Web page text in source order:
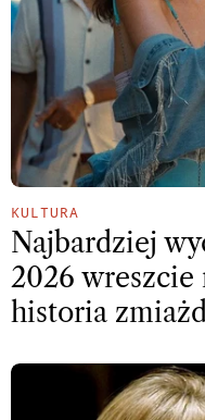
KULTURA
Najbardziej
2026
historia